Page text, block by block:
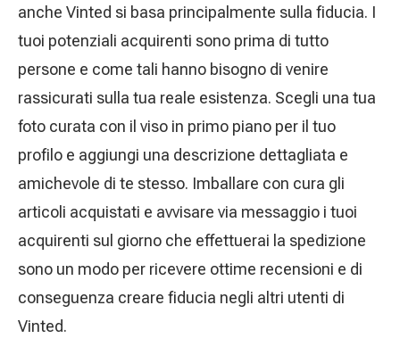
anche Vinted si basa principalmente sulla fiducia. I
tuoi potenziali acquirenti sono prima di tutto
persone e come tali hanno bisogno di venire
rassicurati sulla tua reale esistenza. Scegli una tua
foto curata con il viso in primo piano per il tuo
profilo e aggiungi una descrizione dettagliata e
amichevole di te stesso. Imballare con cura gli
articoli acquistati e avvisare via messaggio i tuoi
acquirenti sul giorno che effettuerai la spedizione
sono un modo per ricevere ottime recensioni e di
conseguenza creare fiducia negli altri utenti di
Vinted.